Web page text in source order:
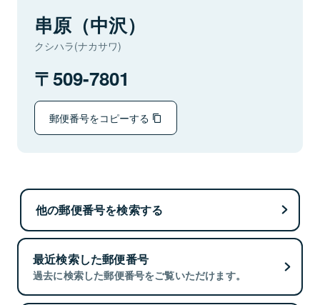
串原（中沢）
クシハラ(ナカサワ)
509-7801
郵便番号をコピーする
他の郵便番号を検索する
最近検索した郵便番号
過去に検索した郵便番号をご覧いただけます。